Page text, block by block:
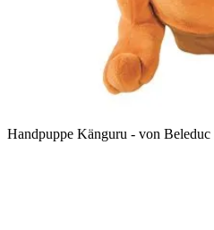
Handpuppe Känguru - von Beleduc